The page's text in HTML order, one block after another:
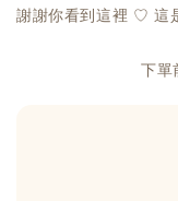
謝謝你看到這裡 ♡ 這
下單